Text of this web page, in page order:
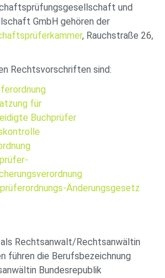
und
GmbH gehören der
, Rauchstraße 26,
Rechtsvorschriften sind:
für
Buchprüfer
Änderungsgesetz
Rechtsanwalt/Rechtsanwältin
führen die Berufsbezeichnung
Bundesrepublik